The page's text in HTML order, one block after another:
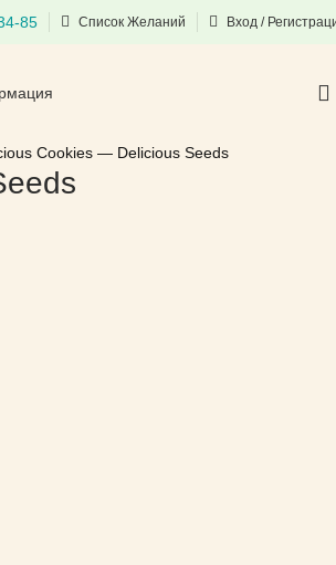
85 Список Желаний Вход /
Cookies — Delicious Seeds